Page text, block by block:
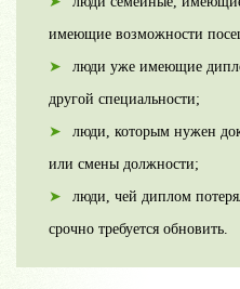
имеющие возможности
люди уже имеющие
другой специальности;
люди, которым нужен
или смены должности;
люди, чей диплом
срочно требуется обновить.